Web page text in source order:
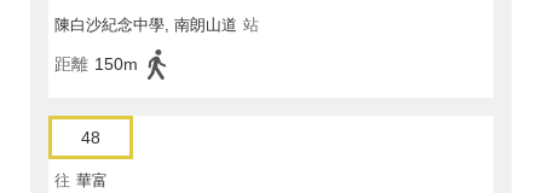
陳白沙紀念中學, 南朗山道 站
距離 150m
48
往 華富